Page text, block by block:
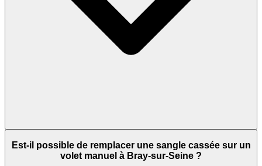
Est-il possible de remplacer une sangle cassée sur un
volet manuel à Bray-sur-Seine ?